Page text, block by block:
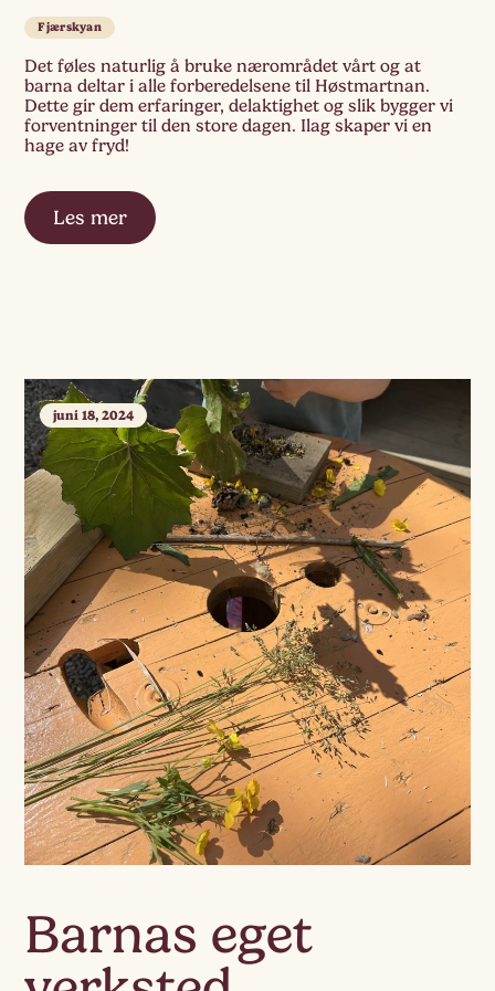
Fjærskyan
Det føles naturlig å bruke nærområdet vårt og at
barna deltar i alle forberedelsene til Høstmartnan.
Dette gir dem erfaringer, delaktighet og slik bygger vi
forventninger til den store dagen. Ilag skaper vi en
hage av fryd!
Les mer
Barnas eget
juni 18, 2024